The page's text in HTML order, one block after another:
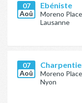
07
Aoû
Ebéniste
Moreno
Lausanne
07
Aoû
Moreno
Nyon